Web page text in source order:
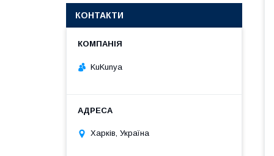
КОНТАКТИ
KuKunya
Харків, Україна